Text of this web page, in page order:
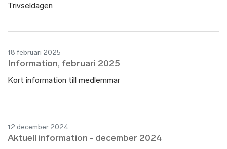
Trivseldagen
18 februari 2025
Information, februari 2025
Kort information till medlemmar
12 december 2024
Aktuell information - december 2024